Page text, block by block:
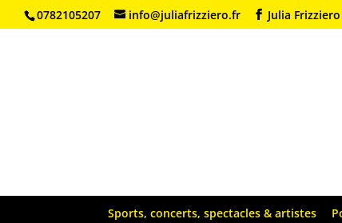
0782105207 info@juliafrizziero.fr Julia
Sports, concerts, spectacles & artistes